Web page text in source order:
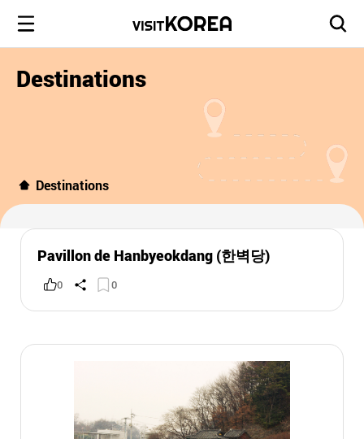
Destinations
Destinations
Pavillon de Hanbyeokdang (한벽당)
0 0